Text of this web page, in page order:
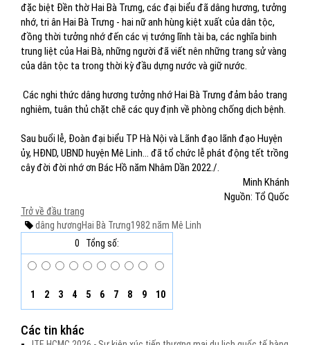
đặc biệt Đền thờ Hai Bà Trưng, các đại biểu đã dâng hương, tưởng
nhớ, tri ân Hai Bà Trưng - hai nữ anh hùng kiệt xuất của dân tộc,
đồng thời tưởng nhớ đến các vị tướng lĩnh tài ba, các nghĩa binh
trung liệt của Hai Bà, những người đã viết nên những trang sử vàng
của dân tộc ta trong thời kỳ đầu dựng nước và giữ nước.
Các nghi thức dâng hương tưởng nhớ Hai Bà Trưng đảm bảo trang
nghiêm, tuân thủ chặt chẽ các quy định về phòng chống dịch bệnh.
Sau buổi lễ, Đoàn đại biểu TP Hà Nội và Lãnh đạo lãnh đạo Huyện
ủy, HĐND, UBND huyện Mê Linh... đã tổ chức lễ phát động tết trồng
cây đời đời nhớ ơn Bác Hồ năm Nhâm Dần 2022./.
Minh Khánh
Nguồn: Tổ Quốc
Trở về đầu trang
dâng hươngHai Bà Trưng1982 năm Mê Linh
0
Tổng số:
1 2 3 4 5 6 7 8 9 10
Các tin khác